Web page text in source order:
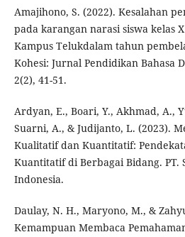
Amajihono, S. (2022). Kesalahan
pada karangan narasi siswa kelas
Kampus Telukdalam tahun
Kohesi: Jurnal Pendidikan Bahasa
2(2), 41-51.
Ardyan, E., Boari, Y., Akhmad, A.,
Suarni, A., & Judijanto, L. (2023).
Kualitatif dan Kuantitatif:
Kuantitatif di Berbagai Bidang. PT.
Indonesia.
Daulay, N. H., Maryono, M., &
Kemampuan Membaca